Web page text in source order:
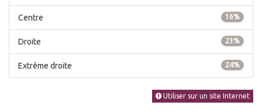
16%
Centre
23%
Droite
24%
Extrême droite
Utiliser sur un site Internet